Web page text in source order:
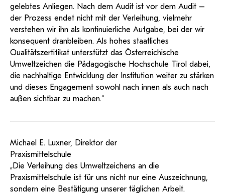
gelebtes Anliegen. Nach dem Audit ist vor dem Audit –
der Prozess endet nicht mit der Verleihung, vielmehr
verstehen wir ihn als kontinuierliche Aufgabe, bei der wir
konsequent dranbleiben. Als hohes staatliches
Qualitätszertifikat unterstützt das Österreichische
Umweltzeichen die Pädagogische Hochschule Tirol dabei,
die nachhaltige Entwicklung der Institution weiter zu stärken
und dieses Engagement sowohl nach innen als auch nach
außen sichtbar zu machen.“
Michael E. Luxner, Direktor der
Praxismittelschule
„Die Verleihung des Umweltzeichens an die
Praxismittelschule ist für uns nicht nur eine Auszeichnung,
sondern eine Bestätigung unserer täglichen Arbeit.